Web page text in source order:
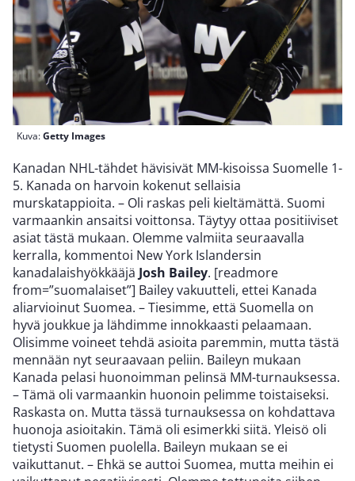
Kuva:Getty Images
Kanadan NHL-tähdet hävisivät MM-kisoissa Suomelle 1-
5. Kanada on harvoin kokenut sellaisia
murskatappioita. – Oli raskas peli kieltämättä. Suomi
varmaankin ansaitsi voittonsa. Täytyy ottaa positiiviset
asiat tästä mukaan. Olemme valmiita seuraavalla
kerralla, kommentoi New York Islandersin
kanadalaishyökkääjä Josh Bailey. [readmore
from=”suomalaiset”] Bailey vakuutteli, ettei Kanada
aliarvioinut Suomea. – Tiesimme, että Suomella on
hyvä joukkue ja lähdimme innokkaasti pelaamaan.
Olisimme voineet tehdä asioita paremmin, mutta tästä
mennään nyt seuraavaan peliin. Baileyn mukaan
Kanada pelasi huonoimman pelinsä MM-turnauksessa.
– Tämä oli varmaankin huonoin pelimme toistaiseksi.
Raskasta on. Mutta tässä turnauksessa on kohdattava
huonoja asioitakin. Tämä oli esimerkki siitä. Yleisö oli
tietysti Suomen puolella. Baileyn mukaan se ei
vaikuttanut. – Ehkä se auttoi Suomea, mutta meihin ei